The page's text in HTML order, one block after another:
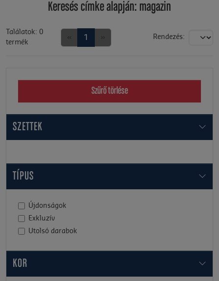
Keresés címke alapján: magazin
Találatok: 0
termék
1 Rendezés:
Szűrő törlése
SZETTEK
TÍPUS
Újdonságok
Exkluzív
Utolsó darabok
KOR